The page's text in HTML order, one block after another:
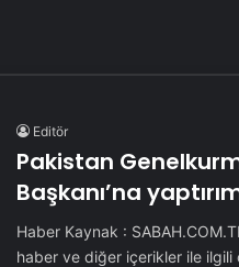
Editör
Pakistan
Başkanı’na
Haber Kaynak :
haber ve diğer içerikler ile ilgili